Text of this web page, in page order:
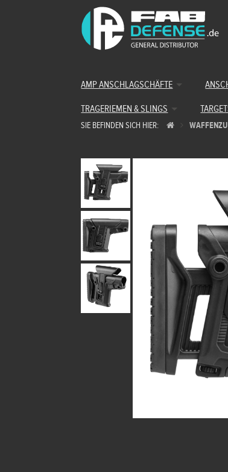
AMP ANSCHLAGSCHÄFTE
TRAGERIEMEN & SLINGS
SIE BEFINDEN SICH HIER: